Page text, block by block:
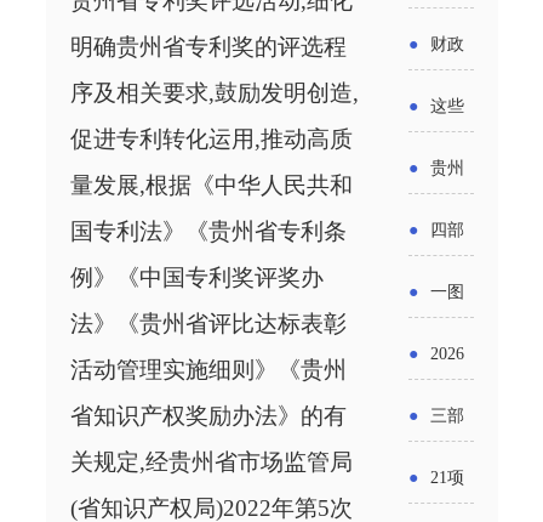
明确贵州省专利奖的评选程
序及相关要求,鼓励发明创造,
促进专利转化运用,推动高质
量发展,根据《中华人民共和
国专利法》《贵州省专利条
例》《中国专利奖评奖办
法》《贵州省评比达标表彰
活动管理实施细则》《贵州
省知识产权奖励办法》的有
关规定,经贵州省市场监管局
(省知识产权局)2022年第5次
轮汽车
销活动
化中试
报工作
出台酒
类新规
酒企出
点关注
小企业
发展环
境评估
发布
解）
了？工
信部准
备怎么
● 财政
继续实
施专精
特新中
财政奖
● 这些
贷款，
最高可
获1.5%
政贴息
● 贵州
举措激
发各类
经营主
● 四部
求做好
帮扶小
额信贷
● 一图
法及其
实施条
● 2026
金投向
● 三部
● 21项